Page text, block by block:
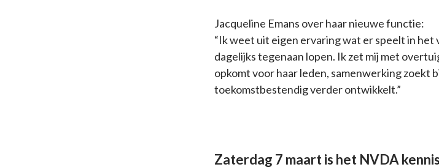
Jacqueline Emans over haar nieuwe functie:
“Ik weet uit eigen ervaring wat er speelt in
dagelijks tegenaan lopen. Ik zet mij met
opkomt voor haar leden, samenwerking zoekt
toekomstbestendig verder ontwikkelt.”
Zaterdag 7 maart is het NVDA